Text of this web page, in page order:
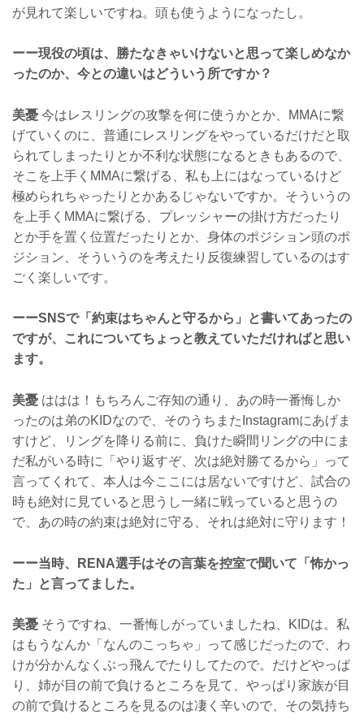
が見れて楽しいですね。頭も使うようになったし。
ーー現役の頃は、勝たなきゃいけないと思って楽しめなか
ったのか、今との違いはどういう所ですか？
美憂 今はレスリングの攻撃を何に使うかとか、MMAに繋
げていくのに、普通にレスリングをやっているだけだと取
られてしまったりとか不利な状態になるときもあるので、
そこを上手くMMAに繋げる、私も上にはなっているけど
極められちゃったりとかあるじゃないですか。そういうの
を上手くMMAに繋げる、プレッシャーの掛け方だったり
とか手を置く位置だったりとか、身体のポジション頭のポ
ジション、そういうのを考えたり反復練習しているのはす
ごく楽しいです。
ーーSNSで「約束はちゃんと守るから」と書いてあったの
ですが、これについてちょっと教えていただければと思い
ます。
美憂 ははは！もちろんご存知の通り、あの時一番悔しか
ったのは弟のKIDなので、そのうちまたInstagramにあげま
すけど、リングを降りる前に、負けた瞬間リングの中にま
だ私がいる時に「やり返すぞ、次は絶対勝てるから」って
言ってくれて、本人は今ここには居ないですけど、試合の
時も絶対に見ていると思うし一緒に戦っていると思うの
で、あの時の約束は絶対に守る、それは絶対に守ります！
ーー当時、RENA選手はその言葉を控室で聞いて「怖かっ
た」と言ってました。
美憂 そうですね、一番悔しがっていましたね、KIDは。私
はもうなんか「なんのこっちゃ」って感じだったので、わ
けが分かんなくぶっ飛んでたりしてたので。だけどやっぱ
り、姉が目の前で負けるところを見て、やっぱり家族が目
の前で負けるところを見るのは凄く辛いので、その気持ち